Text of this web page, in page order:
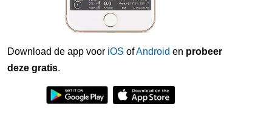
Download de app voor iOS ofAndroid en probeer
deze gratis.